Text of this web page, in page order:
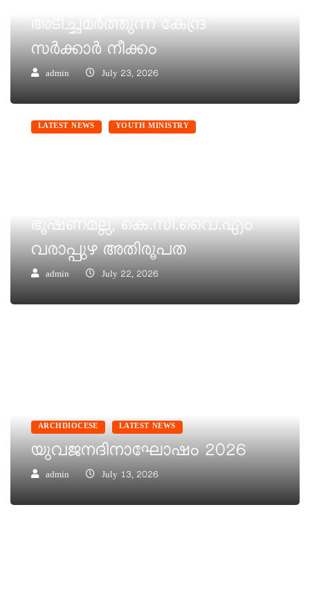
അടിച്ചമർത്തുന്ന കേന്ദ്ര
സർക്കാർ നീക്കം
admin July 23, 2026
LATEST NEWS YOUTH MINISTRY
ഭൂഷണമല്ല, കെ.സി.വൈ.എം
വരാപ്പുഴ അതിരൂപത
admin July 22, 2026
ARCHDIOCESE LATEST NEWS
യുവജനദിനാഘോഷം 2026
admin July 13, 2026